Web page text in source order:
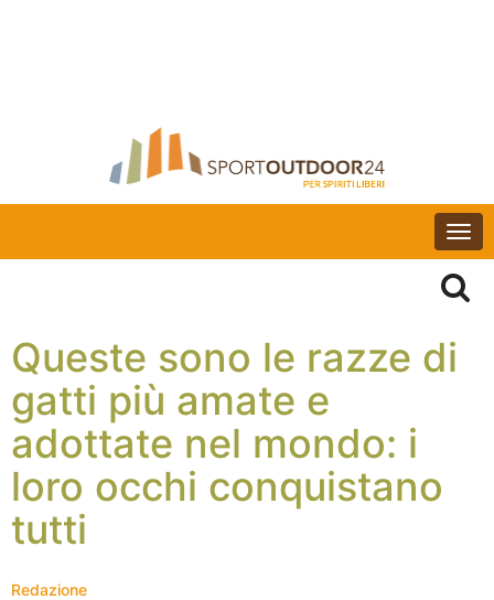
Queste sono le razze di
gatti più amate e
adottate nel mondo: i
loro occhi conquistano
tutti
Redazione